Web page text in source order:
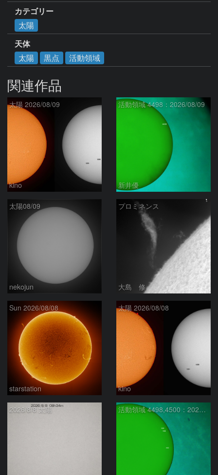
カテゴリー
太陽
天体
太陽
黒点 活動領域
関連作品
太陽 2026/08/09
kino
活動領域 4498：2026/08/09
新井優
太陽08/09
nekojun
プロミネンス
大島 修
Sun 2026/08/08
starstation
太陽 2026/08/08
kino
2026/8/8 太陽 活動領域 4498,4500：2026/08/08